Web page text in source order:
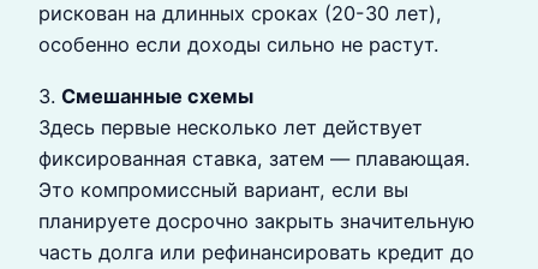
рискован на длинных сроках (20-30 лет),
особенно если доходы сильно не растут.
3. Смешанные схемы
Здесь первые несколько лет действует
фиксированная ставка, затем — плавающая.
Это компромиссный вариант, если вы
планируете досрочно закрыть значительную
часть долга или рефинансировать кредит до